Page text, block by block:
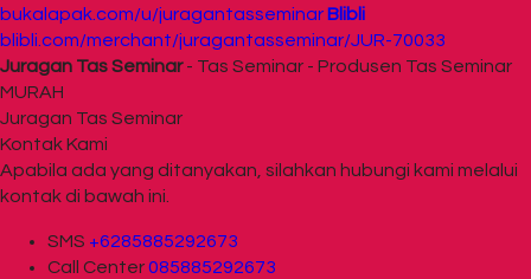
bukalapak.com/u/juragantasseminar Blibli
blibli.com/merchant/juragantasseminar/JUR-70033
Juragan Tas Seminar- Tas Seminar - Produsen Tas Seminar
MURAH
Juragan Tas Seminar
Kontak Kami
Apabila ada yang ditanyakan, silahkan hubungi kami melalui
kontak di bawah ini.
SMS +6285885292673
Call Center085885292673